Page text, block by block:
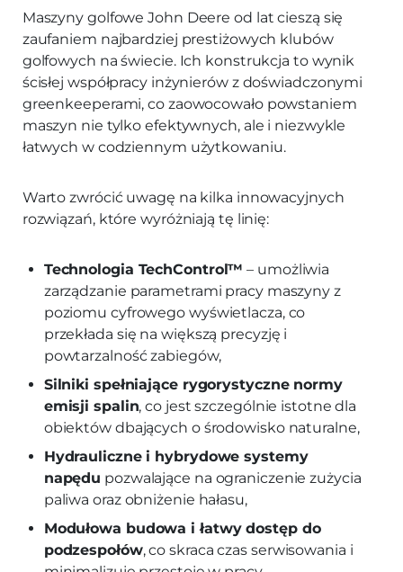
Maszyny golfowe John Deere od lat cieszą się
zaufaniem najbardziej prestiżowych klubów
golfowych na świecie. Ich konstrukcja to wynik
ścisłej współpracy inżynierów z doświadczonymi
greenkeeperami, co zaowocowało powstaniem
maszyn nie tylko efektywnych, ale i niezwykle
łatwych w codziennym użytkowaniu.
Warto zwrócić uwagę na kilka innowacyjnych
rozwiązań, które wyróżniają tę linię:
Technologia TechControl™ – umożliwia
zarządzanie parametrami pracy maszyny z
poziomu cyfrowego wyświetlacza, co
przekłada się na większą precyzję i
powtarzalność zabiegów,
Silniki spełniające rygorystyczne normy
emisji spalin, co jest szczególnie istotne dla
obiektów dbających o środowisko naturalne,
Hydrauliczne i hybrydowe systemy
napędu pozwalające na ograniczenie zużycia
paliwa oraz obniżenie hałasu,
Modułowa budowa i łatwy dostęp do
podzespołów, co skraca czas serwisowania i